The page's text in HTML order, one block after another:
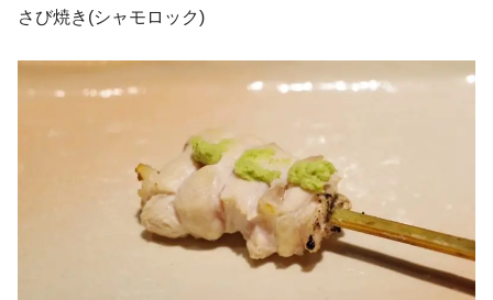
さび焼き(シャモロック)